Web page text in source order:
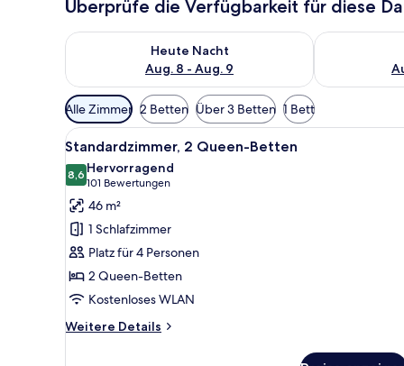
Überprüfe die Verfügbarkeit für diese
Heute Nacht
Aug. 8 - Aug. 9
Überprüfe die Verfügbarkeit für heute Nacht, Aug. 8
Überprüfe
Verfügbare
Filter
für
Zimmer
Alle Zimmer 2 Betten Über 3 Betten 1 Bett
Alle
Fotos
für
Standardzimmer,
2 Queen-
Betten
anzeigen
Ein Hotelzimmer mit zwei
7
Standardzimmer, 2 Queen-Betten
8,68,6 von 10
Hervorragend
101 Bewertungen
(101
Bewertungen)
46 m²
1 Schlafzimmer
Platz für 4 Personen
2 Queen-Betten
Kostenloses WLAN
Weitere Details
Weitere